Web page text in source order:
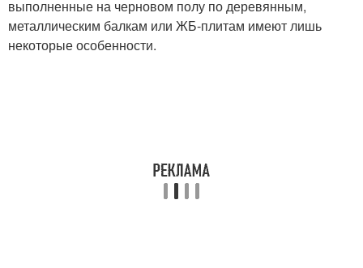
Монолитные
выполненные на черновом полу по деревянным,
металлическим балкам или ЖБ-плитам имеют лишь
некоторые особенности.